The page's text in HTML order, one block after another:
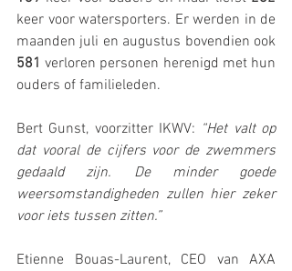
keer voor watersporters. Er werden in de
581 verloren personen herenigd met hun
ouders of familieleden.
Bert Gunst, voorzitter IKWV: “Het valt op
dat vooral de cijfers voor de zwemmers
gedaald zijn. De minder goede
weersomstandigheden zullen hier zeker
voor iets tussen zitten.”
Etienne Bouas-Laurent, CEO van AXA